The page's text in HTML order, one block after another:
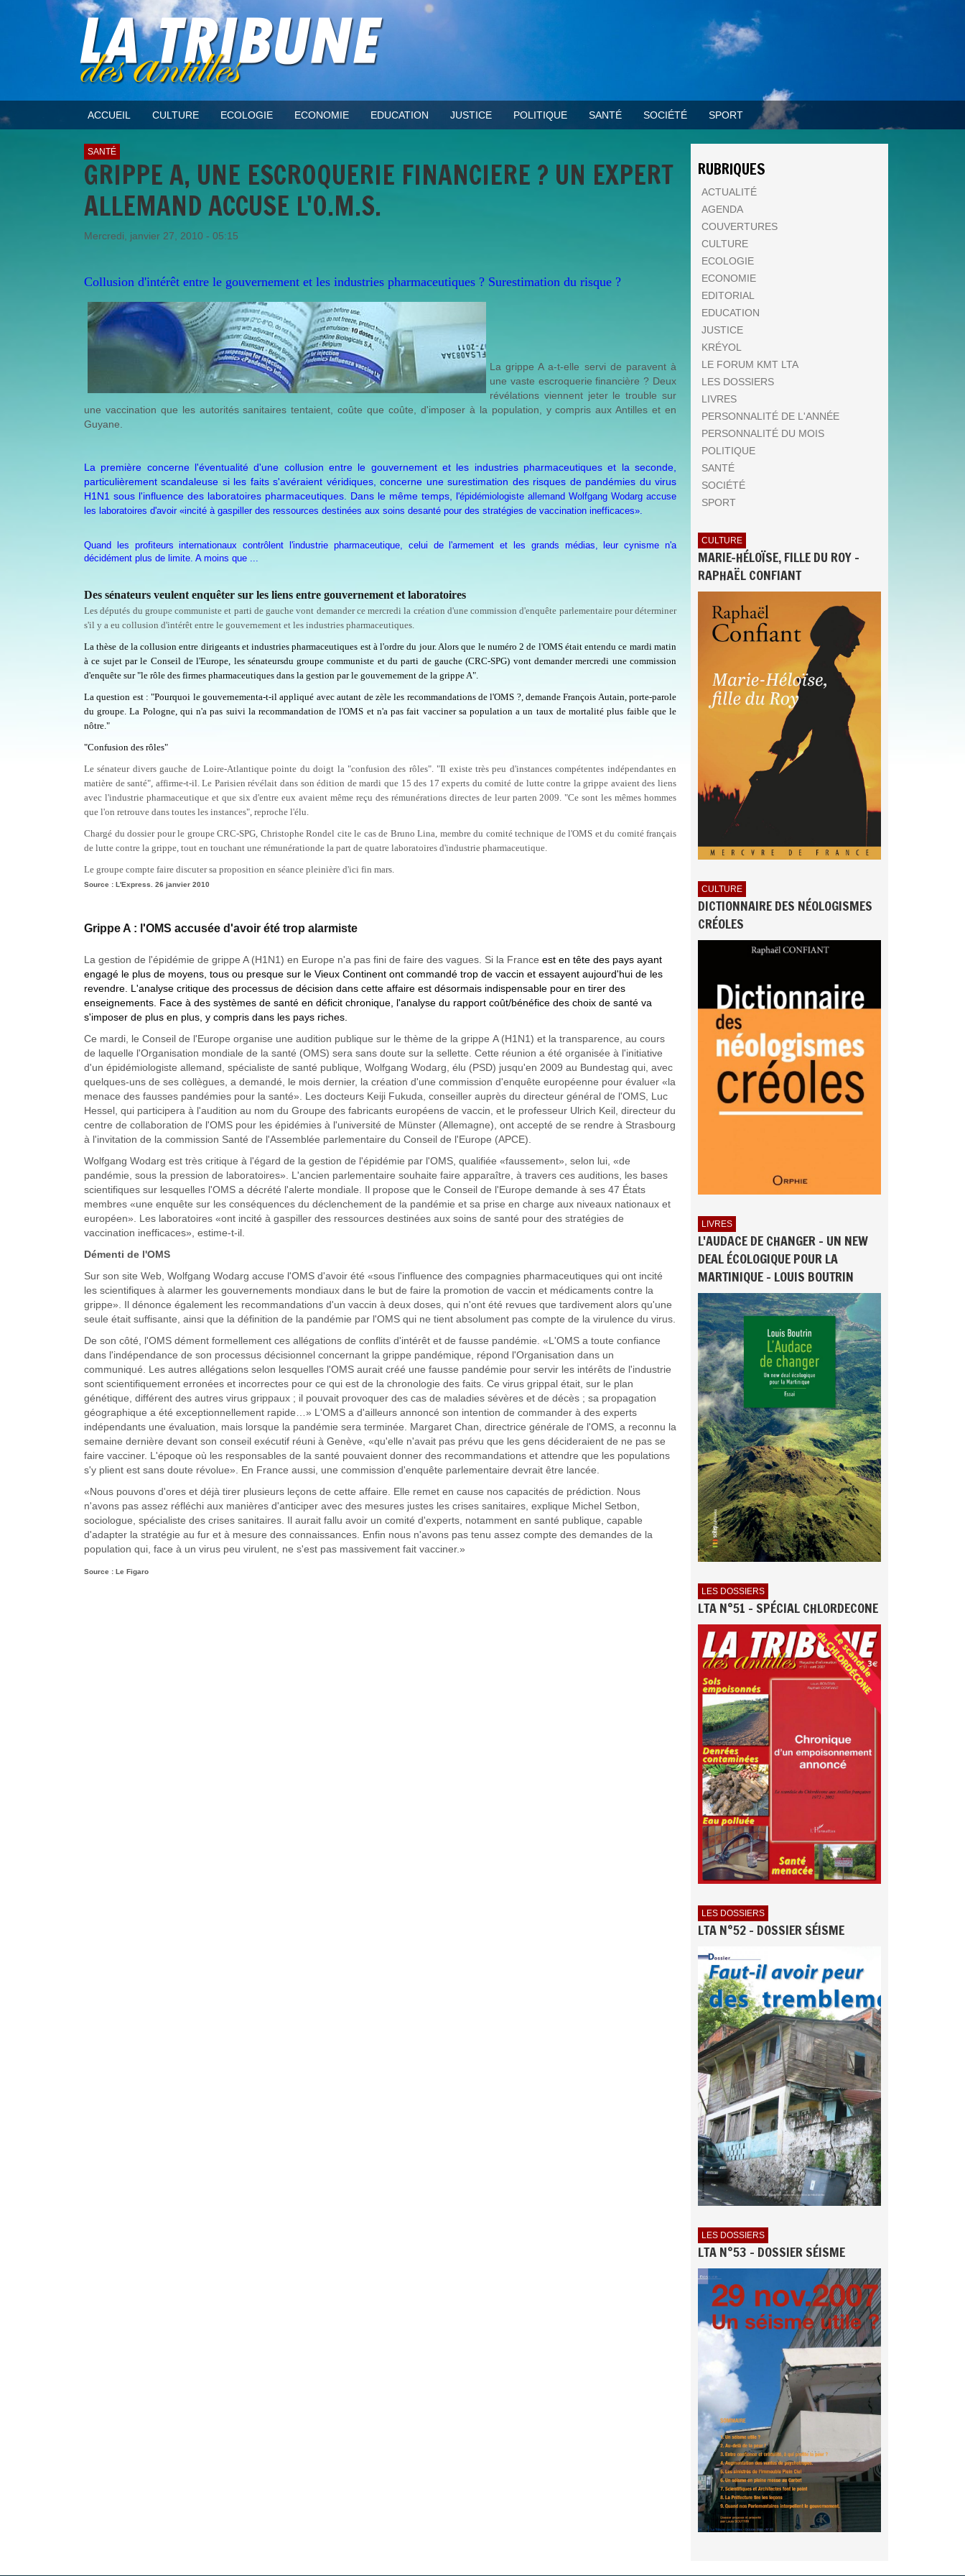
ACCUEIL CULTURE ECOLOGIE ECONOMIE EDUCATION JUSTICE POLITIQUE SANTÉ SOCIÉTÉ SPORT
SANTÉ
GRIPPE A, UNE ESCROQUERIE FINANCIERE ? UN EXPERT
ALLEMAND ACCUSE L'O.M.S.
Mercredi, janvier 27, 2010 - 05:15
Collusion d'intérêt entre le gouvernement et les industries pharmaceutiques ? Surestimation du risque ?
La grippe A a-t-elle servi de paravent à
une vaste escroquerie financière ? Deux
révélations viennent jeter le trouble sur
une vaccination que les autorités sanitaires tentaient, coûte que coûte, d'imposer à la population, y compris aux Antilles et en
Guyane.
La première concerne l'éventualité d'une collusion entre le gouvernement et les industries pharmaceutiques et la seconde,
particulièrement scandaleuse si les faits s'avéraient véridiques, concerne une surestimation des risques de pandémies du virus
H1N1 sous l'influence des laboratoires pharmaceutiques. Dans le même temps, l'épidémiologiste allemand Wolfgang Wodarg accuse
les laboratoires d'avoir «incité à gaspiller des ressources destinées aux soins desanté pour des stratégies de vaccination inefficaces».
Quand les profiteurs internationaux contrôlent l'industrie pharmaceutique, celui de l'armement et les grands médias, leur cynisme n'a
décidément plus de limite. A moins que ...
Des sénateurs veulent enquêter sur les liens entre gouvernement et laboratoires
Les députés du groupe communiste et parti de gauche vont demander ce mercredi la création d'une commission d'enquête parlementaire pour déterminer
s'il y a eu collusion d'intérêt entre le gouvernement et les industries pharmaceutiques.
La thèse de la collusion entre dirigeants et industries pharmaceutiques est à l'ordre du jour. Alors que le numéro 2 de l'OMS était entendu ce mardi matin
à ce sujet par le Conseil de l'Europe, les sénateursdu groupe communiste et du parti de gauche (CRC-SPG) vont demander mercredi une commission
d'enquête sur "le rôle des firmes pharmaceutiques dans la gestion par le gouvernement de la grippe A".
La question est : "Pourquoi le gouvernementa-t-il appliqué avec autant de zèle les recommandations de l'OMS ?, demande François Autain, porte-parole
du groupe. La Pologne, qui n'a pas suivi la recommandation de l'OMS et n'a pas fait vacciner sa population a un taux de mortalité plus faible que le
nôtre."
"Confusion des rôles"
Le sénateur divers gauche de Loire-Atlantique pointe du doigt la "confusion des rôles". "Il existe très peu d'instances compétentes indépendantes en
matière de santé", affirme-t-il. Le Parisien révélait dans son édition de mardi que 15 des 17 experts du comité de lutte contre la grippe avaient des liens
avec l'industrie pharmaceutique et que six d'entre eux avaient même reçu des rémunérations directes de leur parten 2009. "Ce sont les mêmes hommes
que l'on retrouve dans toutes les instances", reproche l'élu.
Chargé du dossier pour le groupe CRC-SPG, Christophe Rondel cite le cas de Bruno Lina, membre du comité technique de l'OMS et du comité français
de lutte contre la grippe, tout en touchant une rémunérationde la part de quatre laboratoires d'industrie pharmaceutique.
Le groupe compte faire discuter sa proposition en séance pleinière d'ici fin mars.
Source : L'Express. 26 janvier 2010
Grippe A : l'OMS accusée d'avoir été trop alarmiste
La gestion de l'épidémie de grippe A (H1N1) en Europe n'a pas fini de faire des vagues. Si la France est en tête des pays ayant
engagé le plus de moyens , tous ou presque sur le Vieux Continent ont commandé trop de vaccin et essayent aujourd'hui de les
revendre. L'analyse critique des processus de décision dans cette affaire est désormais indispensable pour en tirer des
enseignements. Face à des systèmes de santé en déficit chronique, l'analyse du rapport coût/bénéfice des choix de santé va
s'imposer de plus en plus, y compris dans les pays riches.
Ce mardi, le Conseil de l'Europe organise une audition publique sur le thème de la grippe A (H1N1) et la transparence, au cours
de laquelle l'Organisation mondiale de la santé (OMS) sera sans doute sur la sellette. Cette réunion a été organisée à l'initiative
d'un épidémiologiste allemand, spécialiste de santé publique, Wolfgang­ Wodarg, élu (PSD) jusqu'en 2009 au Bundestag qui, avec
quelques-uns de ses collègues, a demandé, le mois dernier, la création d'une commission d'enquête européenne pour évaluer «la
menace des fausses pandémies pour la santé». Les docteurs Keiji Fukuda, conseiller auprès du directeur général de l'OMS, Luc
Hessel, qui participera à l'audition au nom du Groupe des fabricants européens de vaccin, et le professeur Ulrich Keil, directeur du
centre de collaboration de l'OMS pour les épidémies à l'université de Münster (Allemagne), ont accepté de se rendre à Strasbourg
à l'invitation de la commission Santé de l'Assemblée parlementaire du Conseil de l'Europe (APCE).
Wolfgang Wodarg est très critique à l'égard de la gestion de l'épidémie par l'OMS, qualifiée «faussement», selon lui, «de
pandémie, sous la pression de laboratoires». L'ancien parlementaire souhaite faire apparaître, à travers ces auditions, les bases
scientifiques sur lesquelles l'OMS a décrété l'alerte mondiale. Il propose que le Conseil de l'Europe demande à ses 47 États
membres «une enquête sur les conséquences du déclenchement de la pandémie et sa prise en charge aux niveaux nationaux et
européen». Les laboratoires «ont incité à gaspiller des ressources destinées aux soins de santé pour des stratégies de
vaccination inefficaces», estime-t-il.
Démenti de l'OMS
Sur son site Web, Wolfgang Wodarg accuse l'OMS d'avoir été «sous l'influence des compagnies pharmaceutiques qui ont incité
les scientifiques à alarmer les gouvernements mondiaux dans le but de faire la promotion de vaccin et médicaments contre la
grippe». Il dénonce également les recommandations d'un vaccin à deux doses, qui n'ont été revues que tardivement alors qu'une
seule était suffisante, ainsi que la définition de la pandémie par l'OMS qui ne tient absolument pas compte de la virulence du virus.
De son côté, l'OMS dément formellement ces allégations de conflits d'intérêt et de fausse pandémie. «L'OMS a toute confiance
dans l'indépendance de son processus décisionnel concernant la grippe pandémique, répond l'Organisation dans un
communiqué. Les autres allégations selon lesquelles l'OMS aurait créé une fausse pandémie pour servir les intérêts de l'industrie
sont scientifiquement erronées et incorrectes pour ce qui est de la chronologie des faits. Ce virus grippal était, sur le plan
génétique, différent des autres virus grippaux ; il pouvait provoquer des cas de maladies sévères et de décès ; sa propagation
géographique a été exceptionnellement rapide…» L'OMS a d'ailleurs annoncé son intention de commander à des experts
indépendants une évaluation, mais lorsque la pandémie sera terminée. Margaret Chan, directrice générale de l'OMS, a reconnu la
semaine dernière devant son conseil exécutif réuni à Genève, «qu'elle n'avait pas prévu que les gens décideraient de ne pas se
faire vacciner. L'époque où les responsables de la santé pouvaient donner des recommandations et attendre que les populations
s'y plient est sans doute révolue». En France aussi, une commission d'enquête parlementaire devrait être lancée.
«Nous pouvons d'ores et déjà tirer plusieurs leçons de cette affaire. Elle remet en cause nos capacités de prédiction. Nous
n'avons pas assez réfléchi aux manières d'anticiper avec des mesures justes les crises sanitaires, explique Michel Setbon,
sociologue, spécialiste des crises sanitaires. Il aurait fallu avoir un comité d'experts, notamment en santé publique, capable
d'adapter la stratégie au fur et à mesure des connaissances. Enfin nous n'avons pas tenu assez compte des demandes de la
population qui, face à un virus peu virulent, ne s'est pas massivement fait vacciner.»
Source : Le Figaro
RUBRIQUES
ACTUALITÉ
AGENDA
COUVERTURES
CULTURE
ECOLOGIE
ECONOMIE
EDITORIAL
EDUCATION
JUSTICE
KRÉYOL
LE FORUM KMT LTA
LES DOSSIERS
LIVRES
PERSONNALITÉ DE L'ANNÉE
PERSONNALITÉ DU MOIS
POLITIQUE
SANTÉ
SOCIÉTÉ
SPORT
CULTURE
MARIE-HÉLOÏSE, FILLE DU ROY -
RAPHAËL CONFIANT
CULTURE
DICTIONNAIRE DES NÉOLOGISMES
CRÉOLES
LIVRES
L'AUDACE DE CHANGER - UN NEW
DEAL ÉCOLOGIQUE POUR LA
MARTINIQUE - LOUIS BOUTRIN
LES DOSSIERS
LTA N°51 - SPÉCIAL CHLORDECONE
LES DOSSIERS
LTA N°52 - DOSSIER SÉISME
LES DOSSIERS
LTA N°53 - DOSSIER SÉISME